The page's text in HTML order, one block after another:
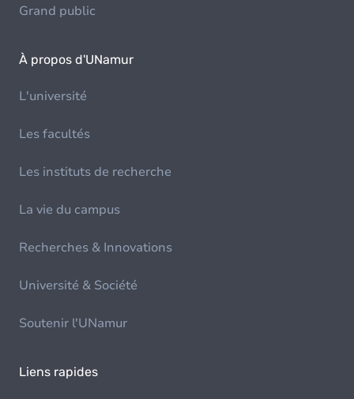
Grand public
À propos d'UNamur
L'université
Les facultés
Les instituts de recherche
La vie du campus
Recherches & Innovations
Université & Société
Soutenir l'UNamur
Liens rapides